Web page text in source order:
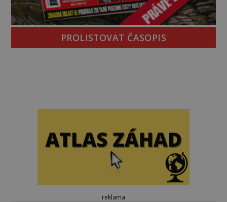
PROLISTOVAT ČASOPIS
reklama